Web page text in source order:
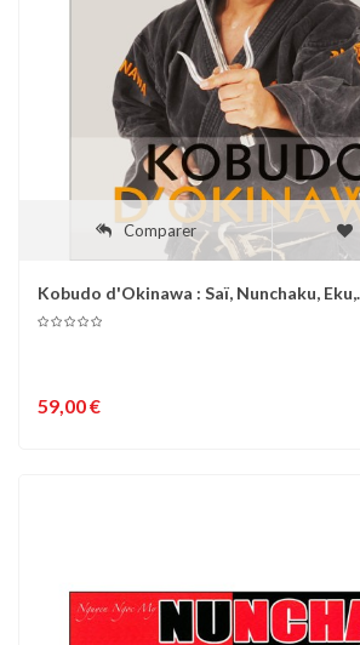
Comparer
Kobudo d'Okinawa : Saï, Nunchaku,
59,00 €